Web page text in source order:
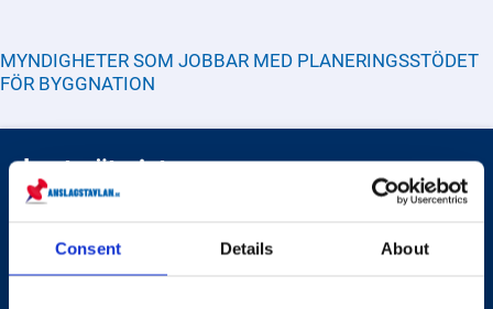
Consent Details About
MYNDIGHETER SOM JOBBAR MED PLANERINGSSTÖDET
FÖR BYGGNATION
Lantmäteriet
Lantmäteriet är en svensk myndighet med ansvar för
geodata i samhället för att främja en effektiv
samhällsekonomi. De driver aktivt digitaliseringen av